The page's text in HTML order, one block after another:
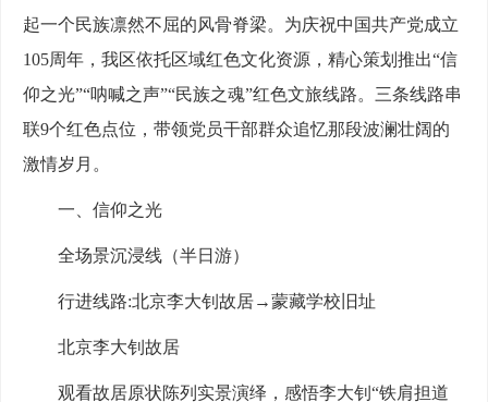
起一个民族凛然不屈的风骨脊梁。为庆祝中国共产党成立
105周年，我区依托区域红色文化资源，精心策划推出“信
仰之光”“呐喊之声”“民族之魂”红色文旅线路。三条线路串
联9个红色点位，带领党员干部群众追忆那段波澜壮阔的
激情岁月。
一、信仰之光
全场景沉浸线（半日游）
行进线路:北京李大钊故居→蒙藏学校旧址
北京李大钊故居
观看故居原状陈列实景演绎，感悟李大钊“铁肩担道